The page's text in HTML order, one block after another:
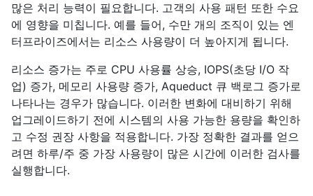
많은 처리 능력이 필요합니다. 고객의 사용 패턴 또한 수요
에 영향을 미칩니다. 예를 들어, 수만 개의 조직이 있는 엔
터프라이즈에서는 리소스 사용량이 더 높아지게 됩니다.
리소스 증가는 주로 CPU 사용률 상승, IOPS(초당 I/O 작
업) 증가, 메모리 사용량 증가, Aqueduct 큐 백로그 증가로
나타나는 경우가 많습니다. 이러한 변화에 대비하기 위해
업그레이드하기 전에 시스템의 사용 가능한 용량을 확인하
고 수정 권장 사항을 적용합니다. 가장 정확한 결과를 얻으
려면 하루/주 중 가장 사용량이 많은 시간에 이러한 검사를
실행합니다.